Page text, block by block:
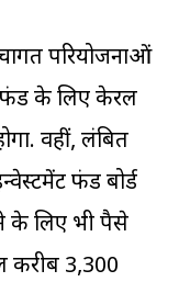
परियोजनाओं
फंड के लिए केरल
वहीं, लंबित
फंड बोर्ड
लिए भी पैसे
करीब 3,300